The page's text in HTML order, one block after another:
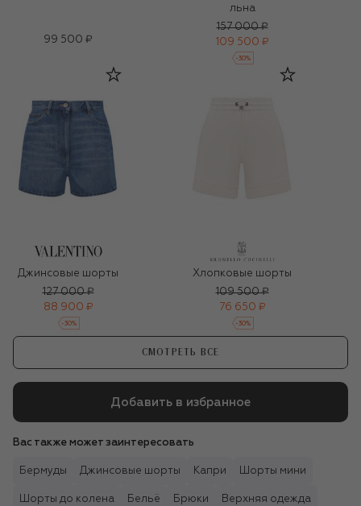
99 500 ₽
льна
157 000 ₽
109 500 ₽
-30%
Джинсовые шорты
127 000 ₽
88 900 ₽
-30%
Хлопковые шорты
109 500 ₽
76 650 ₽
-30%
СМОТРЕТЬ ВСЕ
Добавить в избранное
Вас также может заинтересовать
Бермуды Джинсовые шорты Капри Шорты мини
Шорты до колена Бельё Брюки Верхняя одежда